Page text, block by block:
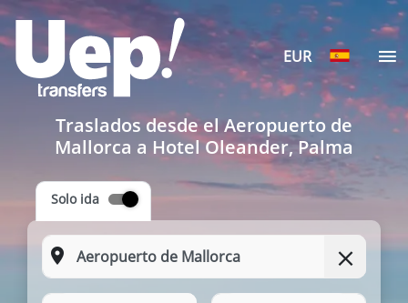
EUR
Traslados desde el Aeropuerto de
Mallorca a Hotel Oleander, Palma
Solo ida